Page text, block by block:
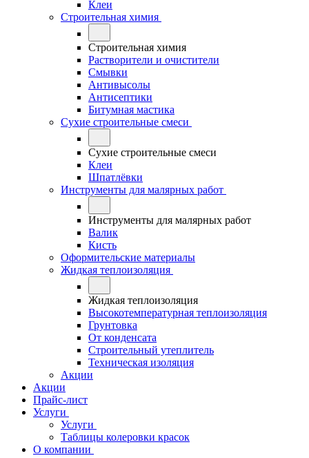
Клеи
Строительная химия
Строительная химия
Растворители и очистители
Смывки
Антивысолы
Антисептики
Битумная мастика
Сухие строительные смеси
Сухие строительные смеси
Клеи
Шпатлёвки
Инструменты для малярных работ
Инструменты для малярных работ
Валик
Кисть
Оформительские материалы
Жидкая теплоизоляция
Жидкая теплоизоляция
Высокотемпературная теплоизоляция
Грунтовка
От конденсата
Строительный утеплитель
Техническая изоляция
Акции
Акции
Прайс-лист
Услуги
Услуги
Таблицы колеровки красок
О компании